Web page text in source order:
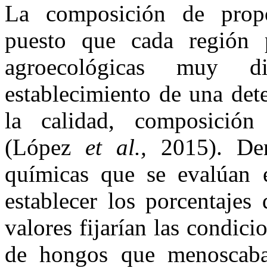
La composición de
puesto que cada región
agroecológicas muy
establecimiento de una
la calidad,
(López et al., 2015).
químicas que se evalúan
establecer los
valores fijarían las
de hongos que